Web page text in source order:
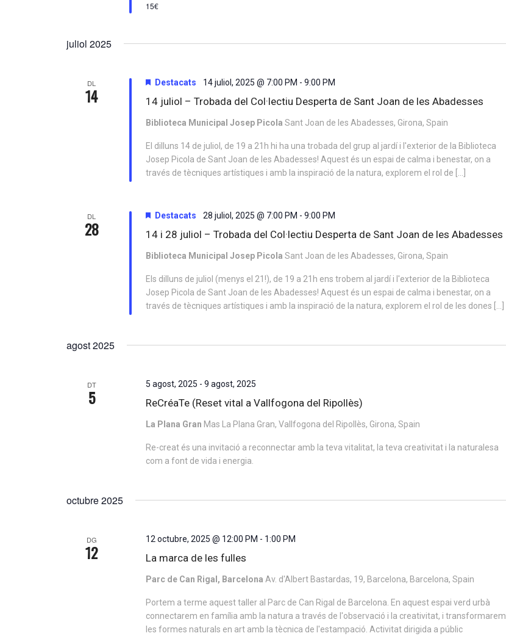
15€
juliol 2025
DL
14 14 juliol – Trobada del Col·lectiu Desperta de Sant Joan de les Abadesses
Destacats 14 juliol, 2025 @ 7:00 PM -9:00 PM
Biblioteca Municipal Josep PicolaSant Joan de les Abadesses, Girona, Spain
El dilluns 14 de juliol, de 19 a 21h hi ha una trobada del grup al jardí i l'exterior de la Biblioteca
Josep Picola de Sant Joan de les Abadesses! Aquest és un espai de calma i benestar, on a
través de tècniques artístiques i amb la inspiració de la natura, explorem el rol de […]
DL
28 14 i 28 juliol – Trobada del Col·lectiu Desperta de Sant Joan de les Abadesses
Destacats 28 juliol, 2025 @ 7:00 PM -9:00 PM
Biblioteca Municipal Josep PicolaSant Joan de les Abadesses, Girona, Spain
Els dilluns de juliol (menys el 21!), de 19 a 21h ens trobem al jardí i l'exterior de la Biblioteca
Josep Picola de Sant Joan de les Abadesses! Aquest és un espai de calma i benestar, on a
través de tècniques artístiques i amb la inspiració de la natura, explorem el rol de les dones […]
agost 2025
DT
5 ReCréaTe (Reset vital a Vallfogona del Ripollès)
5 agost, 2025 -9 agost, 2025
La Plana Gran Mas La Plana Gran, Vallfogona del Ripollès, Girona, Spain
Re-creat és una invitació a reconnectar amb la teva vitalitat, la teva creativitat i la naturalesa
com a font de vida i energia.
octubre 2025
DG
12 La marca de les fulles
12 octubre, 2025 @ 12:00 PM - 1:00 PM
Parc de Can Rigal, BarcelonaAv. d'Albert Bastardas, 19, Barcelona, Barcelona, Spain
Portem a terme aquest taller al Parc de Can Rigal de Barcelona. En aquest espai verd urbà
connectarem en família amb la natura a través de l'observació i la creativitat, i transformarem
les formes naturals en art amb la tècnica de l'estampació. Activitat dirigida a públic